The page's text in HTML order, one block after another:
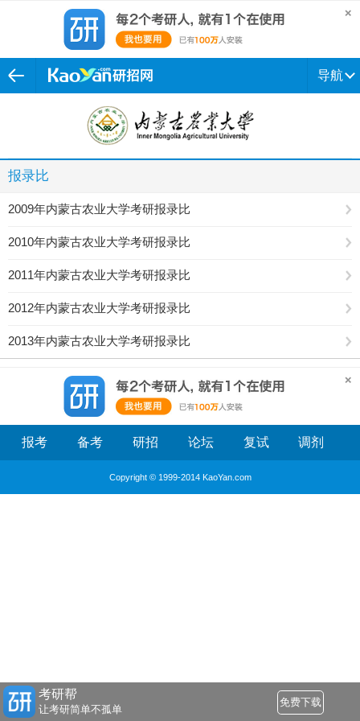
导航
报录比
2009年内蒙古农业大学考研报录比
2010年内蒙古农业大学考研报录比
2011年内蒙古农业大学考研报录比
2012年内蒙古农业大学考研报录比
2013年内蒙古农业大学考研报录比
报考 备考 研招 论坛 复试 调剂
Copyright © 1999-2014 KaoYan.com
考研帮
让考研简单不孤单
免费下载